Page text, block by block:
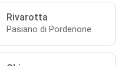
Rivarotta
Pasiano di Pordenone